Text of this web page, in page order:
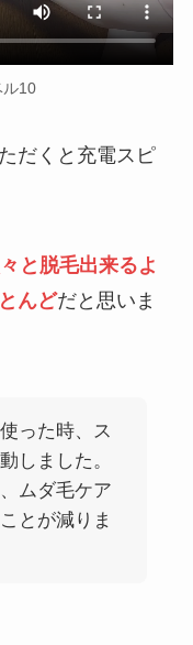
10
だくと充電スピ
と脱毛出来るよ
んどだと思いま
った時、ス
しました。
ムダ毛ケア
とが減りま